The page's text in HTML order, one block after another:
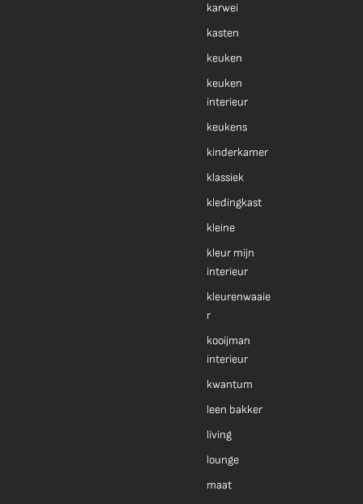
karwei
kasten
keuken
keuken
interieur
keukens
kinderkamer
klassiek
kledingkast
kleine
kleur mijn
interieur
kleurenwaaie
r
kooijman
interieur
kwantum
leen bakker
living
lounge
maat